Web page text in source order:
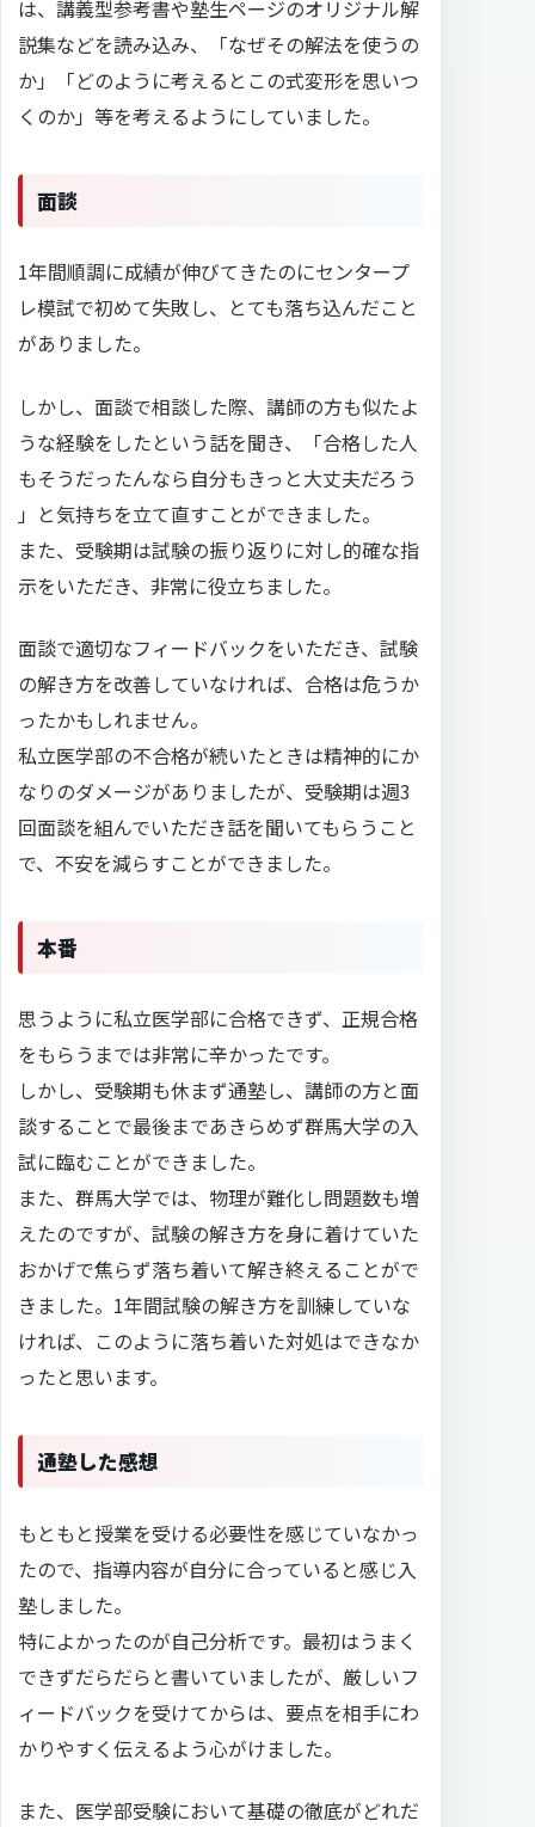
は、講義型参考書や塾生ページのオリジナル解
説集などを読み込み、「なぜその解法を使うの
か」「どのように考えるとこの式変形を思いつ
くのか」等を考えるようにしていました。
面談
1年間順調に成績が伸びてきたのにセンタープ
レ模試で初めて失敗し、とても落ち込んだこと
がありました。
しかし、面談で相談した際、講師の方も似たよ
うな経験をしたという話を聞き、「合格した人
もそうだったんなら自分もきっと大丈夫だろう
」と気持ちを立て直すことができました。
また、受験期は試験の振り返りに対し的確な指
示をいただき、非常に役立ちました。
面談で適切なフィードバックをいただき、試験
の解き方を改善していなければ、合格は危うか
ったかもしれません。
私立医学部の不合格が続いたときは精神的にか
なりのダメージがありましたが、受験期は週3
回面談を組んでいただき話を聞いてもらうこと
で、不安を減らすことができました。
本番
思うように私立医学部に合格できず、正規合格
をもらうまでは非常に辛かったです。
しかし、受験期も休まず通塾し、講師の方と面
談することで最後まであきらめず群馬大学の入
試に臨むことができました。
また、群馬大学では、物理が難化し問題数も増
えたのですが、試験の解き方を身に着けていた
おかげで焦らず落ち着いて解き終えることがで
きました。1年間試験の解き方を訓練していな
ければ、このように落ち着いた対処はできなか
ったと思います。
通塾した感想
もともと授業を受ける必要性を感じていなかっ
たので、指導内容が自分に合っていると感じ入
塾しました。
特によかったのが自己分析です。最初はうまく
できずだらだらと書いていましたが、厳しいフ
ィードバックを受けてからは、要点を相手にわ
かりやすく伝えるよう心がけました。
また、医学部受験において基礎の徹底がどれだ